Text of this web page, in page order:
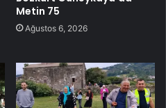
Metin 75
Ağustos 6, 2026